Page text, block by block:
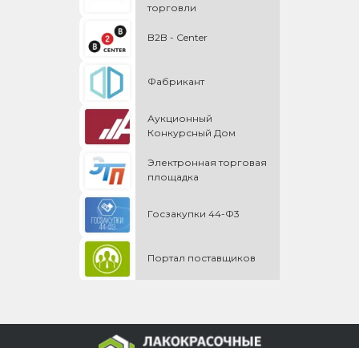
торговли
B2B - Center
Фабрикант
Аукционный
Конкурсный Дом
Электронная торговая
площадка
Госзакупки 44-Ф3
Портал поставщиков